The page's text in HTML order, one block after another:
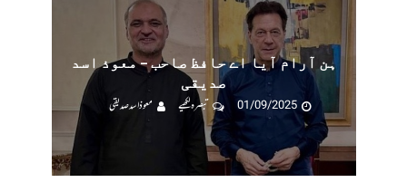
ہن آرام آیا اے حافظ صاحب – معوذ اسد
صدیقی
01/09/2025
تبصرہ لکھیے معوذ اسد صدیقی